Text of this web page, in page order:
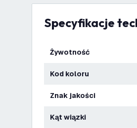
Specyfikacje
Żywotność
Kod koloru
Znak jakości
Kąt wiązki